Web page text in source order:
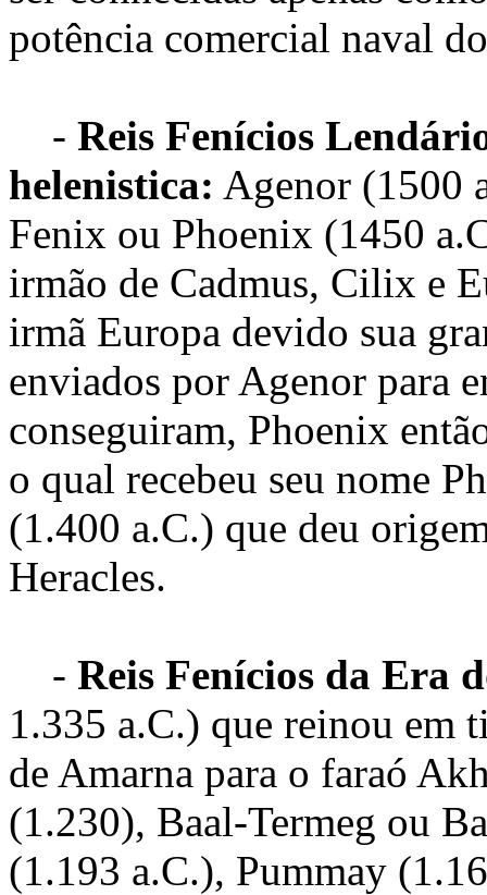
potência comercial naval
- Reis Fenícios
helenistica: Agenor (1500
Fenix ou Phoenix (1450
irmão de Cadmus, Cilix e
irmã Europa devido sua
enviados por Agenor para
conseguiram, Phoenix
o qual recebeu seu nome
(1.400 a.C.) que deu
Heracles.
- Reis Fenícios da Era
1.335 a.C.) que reinou em
de Amarna para o faraó
(1.230), Baal-Termeg ou
(1.193 a.C.), Pummay